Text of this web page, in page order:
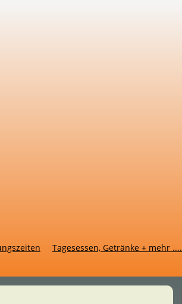
Tagesessen, Getränke + mehr ....